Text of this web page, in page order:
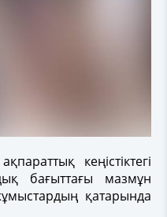
кеңістіктегі
бағыттағы мазмұн
қатарында